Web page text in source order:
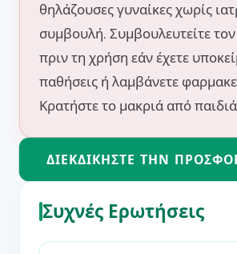
θηλάζουσες γυναίκες χωρίς
συμβουλή. Συμβουλευτείτε
πριν τη χρήση εάν έχετε
παθήσεις ή λαμβάνετε
Κρατήστε το μακριά από
ΔΙΕΚΔΙΚΉΣΤΕ ΤΗΝ
Συχνές Ερωτήσεις